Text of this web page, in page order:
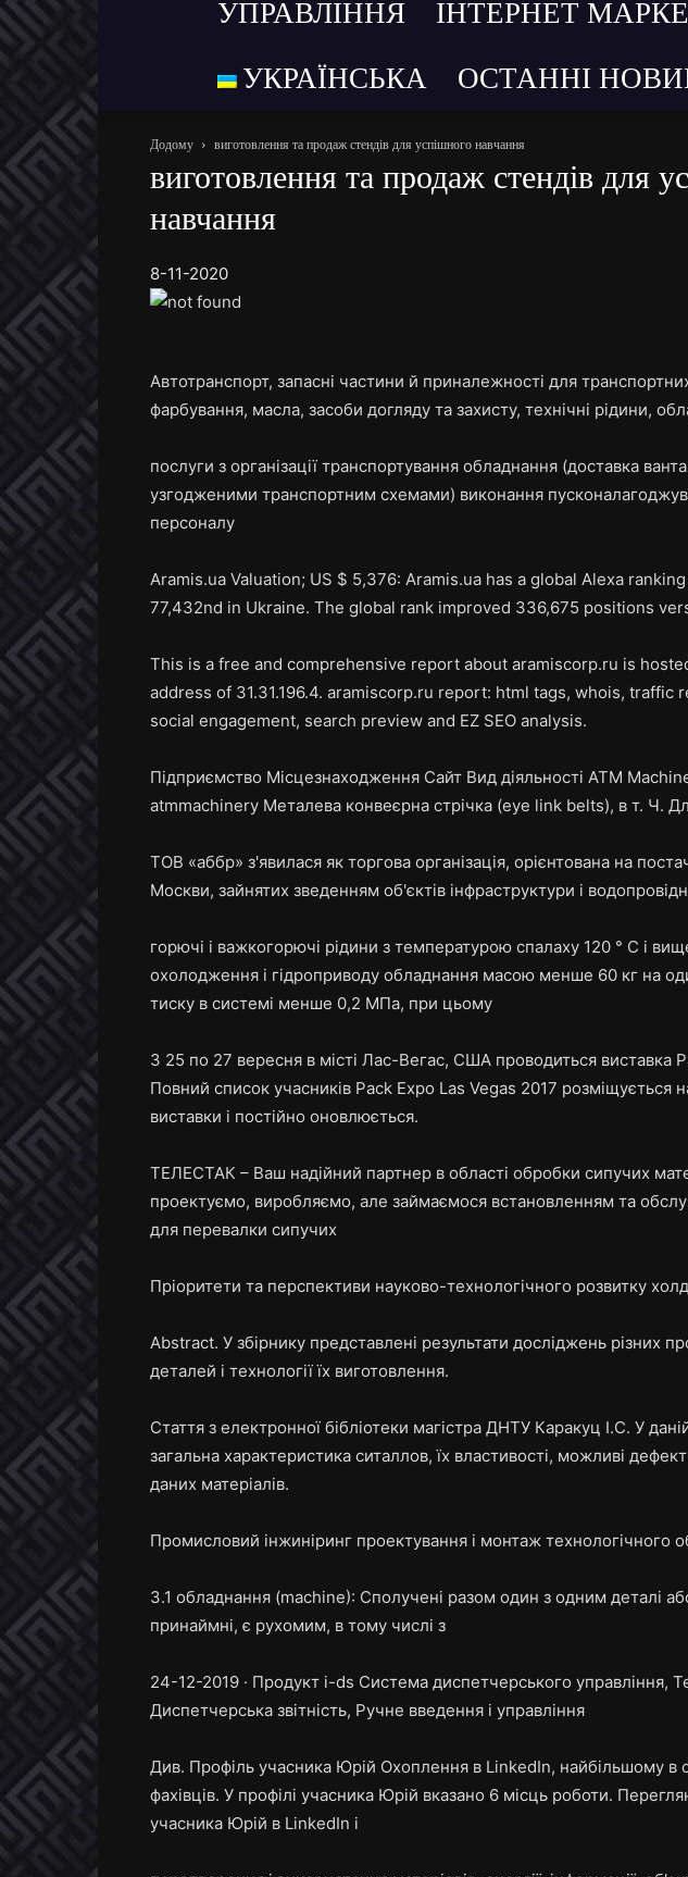
УПРАВЛІННЯ ІНТЕРНЕТ
УКРАЇНСЬКА
ОСТАННІ
Додому виготовлення та продаж стендів для успішного навчання
виготовлення та продаж стендів для
навчання
8-11-2020
Автотранспорт, запасні частини й приналежності для
фарбування, масла, засоби догляду та захисту, технічні рідини,
послуги з організації транспортування обладнання (доставка
узгодженими транспортним схемами) виконання
персоналу
Aramis.ua Valuation; US $ 5,376: Aramis.ua has a global Alexa
77,432nd in Ukraine. The global rank improved 336,675 positions
This is a free and comprehensive report about aramiscorp.ru is
address of 31.31.196.4. aramiscorp.ru report: html tags, whois, traffic
social engagement, search preview and EZ SEO analysis.
Підприємство Місцезнаходження Сайт Вид діяльності ATM
atmmachinery Металева конвеєрна стрічка (eye link belts), в т. Ч.
ТОВ «аббр» з'явилася як торгова організація, орієнтована на
Москви, зайнятих зведенням об'єктів інфраструктури і
горючі і важкогорючі рідини з температурою спалаху 120 ° С і
охолодження і гідроприводу обладнання масою менше 60 кг на
тиску в системі менше 0,2 МПа, при цьому
З 25 по 27 вересня в місті Лас-Вегас, США проводиться виставка
Повний список учасників Pack Expo Las Vegas 2017 розміщується
виставки і постійно оновлюється.
ТЕЛЕСТАК – Ваш надійний партнер в області обробки сипучих
проектуємо, виробляємо, але займаємося встановленням та
для перевалки сипучих
Пріоритети та перспективи науково-технологічного розвитку
Abstract. У збірнику представлені результати досліджень різних
деталей і технології їх виготовлення.
Стаття з електронної бібліотеки магістра ДНТУ Каракуц І.С. У
загальна характеристика ситаллов, їх властивості, можливі
даних матеріалів.
Промисловий інжиніринг проектування і монтаж технологічного
3.1 обладнання (machine): Сполучені разом один з одним деталі
принаймні, є рухомим, в тому числі з
24-12-2019 · Продукт i-ds Система диспетчерського управління,
Диспетчерська звітність, Ручне введення і управління
Див. Профіль учасника Юрій Охоплення в LinkedIn, найбільшому в
фахівців. У профілі учасника Юрій вказано 6 місць роботи.
учасника Юрій в LinkedIn і